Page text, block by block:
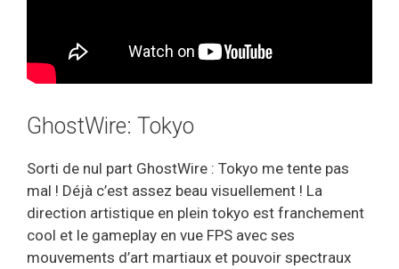
GhostWire: Tokyo
Sorti de nul part GhostWire : Tokyo me tente pas
mal ! Déjà c’est assez beau visuellement ! La
direction artistique en plein tokyo est franchement
cool et le gameplay en vue FPS avec ses
mouvements d’art martiaux et pouvoir spectraux